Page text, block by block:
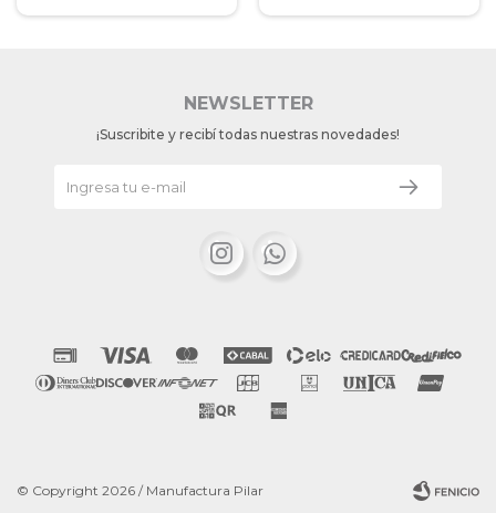
NEWSLETTER
¡Suscribite y recibí todas nuestras novedades!
 
© Copyright 2026 / Manufactura Pilar